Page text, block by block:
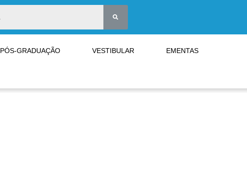
PÓS-GRADUAÇÃO VESTIBULAR EMENTAS